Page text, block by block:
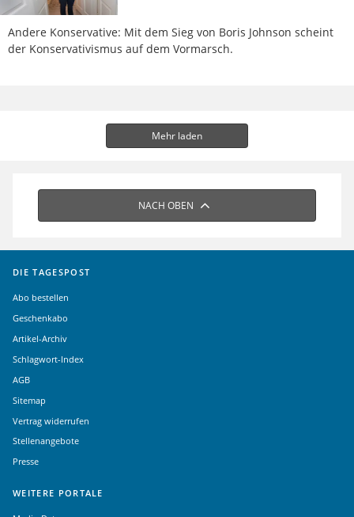
Andere Konservative: Mit dem Sieg von Boris Johnson scheint
der Konservativismus auf dem Vormarsch.
Mehr laden
NACH OBEN
DIE TAGESPOST
Abo bestellen
Geschenkabo
Artikel-Archiv
Schlagwort-Index
AGB
Sitemap
Vertrag widerrufen
Stellenangebote
Presse
WEITERE PORTALE